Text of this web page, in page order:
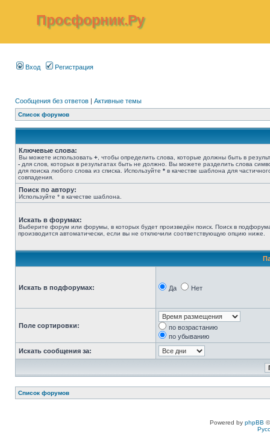
Просфорник.Ру
Вход Регистрация
Сообщения без ответов | Активные темы
Список форумов
Ключевые слова:
Вы можете использовать + , чтобы определить слова, которые должны быть в
- для слов, которых в результатах быть не должно. Вы можете разделить слова
для поиска любого слова из списка. Используйте * в качестве шаблона для
совпадения.
Поиск по автору:
Используйте * в качестве шаблона.
Искать в форумах:
Выберите форум или форумы, в которых будет произведён поиск. Поиск в
производится автоматически, если вы не отключили соответствующую опцию ниже.
Искать в подфорумах: Да Нет
Поле сортировки:
по возрастанию
по убыванию
Искать сообщения за:
Список форумов
Powered by phpBB